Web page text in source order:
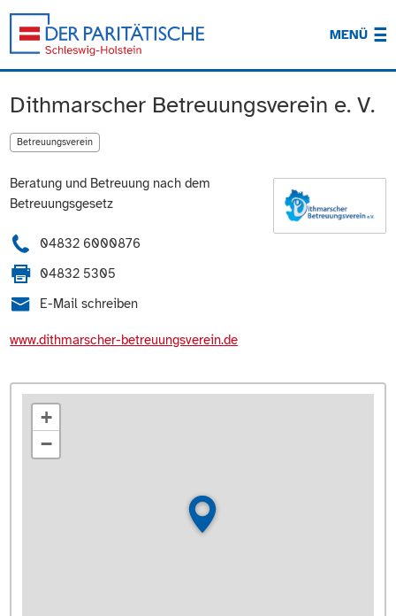
MENÜ
Dithmarscher Betreuungsverein e. V.
Betreuungsverein
Beratung und Betreuung nach dem
Betreuungsgesetz
04832 6000876
04832 5305
E-Mail schreiben
www.dithmarscher-betreuungsverein.de
+
−